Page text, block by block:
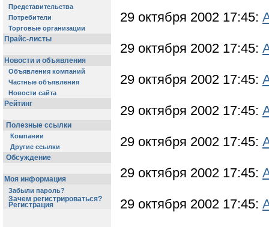
Представительства
Потребители
Торговые организации
Прайс-листы
Новости и объявления
Объявления компаний
Частные объявления
Новости сайта
Рейтинг
Полезные ссылки
Компании
Другие ссылки
Обсуждение
Моя информация
Забыли пароль?
Зачем регистрироваться?
Регистрация
29 октября 2002 17:45:
29 октября 2002 17:45:
29 октября 2002 17:45:
29 октября 2002 17:45:
29 октября 2002 17:45:
29 октября 2002 17:45:
29 октября 2002 17:45: